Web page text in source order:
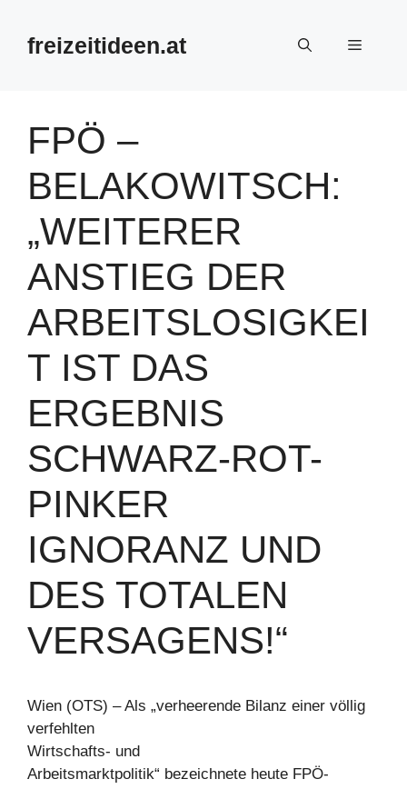
Inhalt
springenfreizeitideen.at Menü
FPÖ –
BELAKOWITSCH:
„WEITERER
ANSTIEG DER
ARBEITSLOSIGKEI
T IST DAS
ERGEBNIS
SCHWARZ-ROT-
PINKER
IGNORANZ UND
DES TOTALEN
VERSAGENS!“
Wien (OTS) – Als „verheerende Bilanz einer völlig
verfehlten
Wirtschafts- und
Arbeitsmarktpolitik“ bezeichnete heute FPÖ-